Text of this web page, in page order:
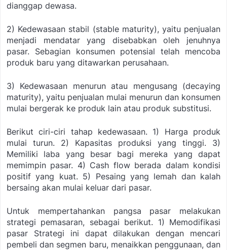
dianggap dewasa.
2) Kedewasaan stabil (stable maturity), yaitu penjualan
menjadi mendatar yang disebabkan oleh jenuhnya
pasar. Sebagian konsumen potensial telah mencoba
produk baru yang ditawarkan perusahaan.
3) Kedewasaan menurun atau mengusang (decaying
maturity), yaitu penjualan mulai menurun dan konsumen
mulai bergerak ke produk lain atau produk substitusi.
Berikut ciri-ciri tahap kedewasaan. 1) Harga produk
mulai turun.
2) Kapasitas produksi yang tinggi.
3)
Memiliki laba yang besar bagi mereka yang dapat
memimpin pasar. 4) Cash flow berada dalam kondisi
positif yang kuat. 5) Pesaing yang lemah dan kalah
bersaing akan mulai keluar dari pasar.
Untuk mempertahankan pangsa pasar melakukan
strategi pemasaran, sebagai berikut. 1) Memodifikasi
pasar
Strategi ini dapat dilakukan dengan mencari
pembeli dan segmen baru, menaikkan penggunaan, dan